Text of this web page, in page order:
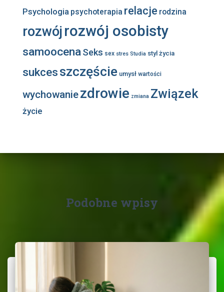
Psychologia psychoterapia relacje rodzina
rozwójrozwój osobisty
samoocenaSeks sex stres Studia styl życia
sukcesszczęście umysł wartości
wychowaniezdrowie zmiana Związek
życie
Podobne wpisy